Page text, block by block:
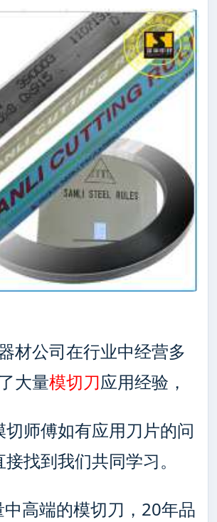
材公司在行业中经营多
大量模切刀应用经验，
师傅如有应用刀片的问
找到我们共同学习。
高端的模切刀，20年品